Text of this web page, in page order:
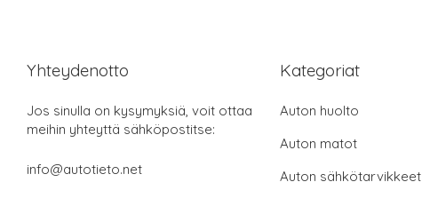
Yhteydenotto
Jos sinulla on kysymyksiä, voit ottaa
meihin yhteyttä sähköpostitse:
info@autotieto.net
Kategoriat
Auton huolto
Auton matot
Auton sähkötarvikkeet